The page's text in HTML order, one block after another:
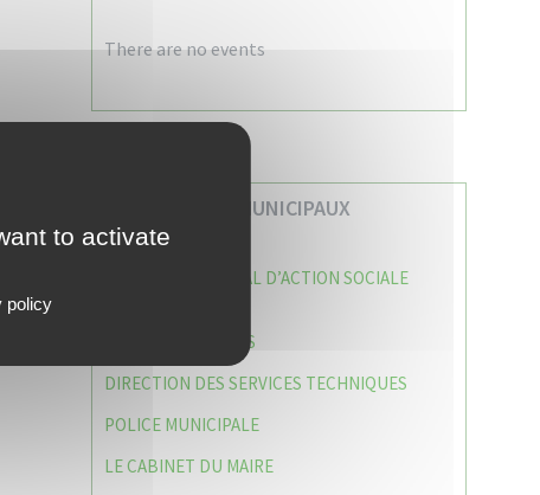
There are no events
VOS SERVICES MUNICIPAUX
CENTRE COMMUNAL D’ACTION SOCIALE
CAISSE DES ÉCOLES
DIRECTION DES SERVICES TECHNIQUES
POLICE MUNICIPALE
LE CABINET DU MAIRE
to activate
policy